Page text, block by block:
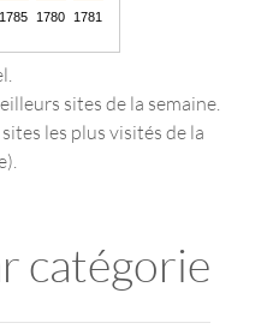
sites de la semaine.
les plus visités de la
catégorie